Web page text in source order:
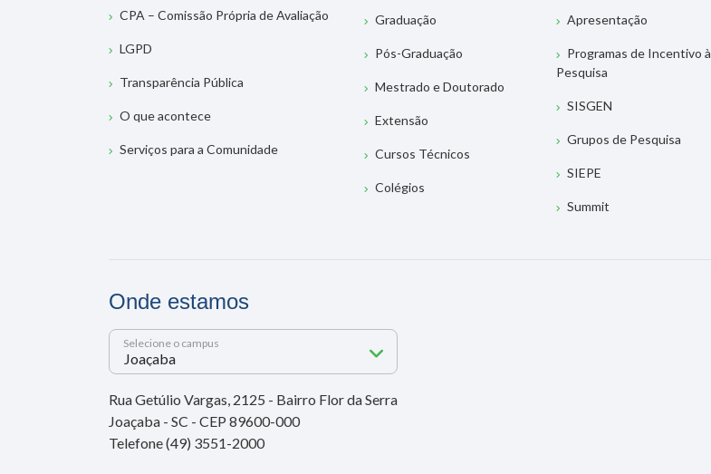
CPA – Comissão Própria de Avaliação
LGPD
Transparência Pública
O que acontece
Serviços para a Comunidade
Graduação
Pós-Graduação
Mestrado e Doutorado
Extensão
Cursos Técnicos
Colégios
Apresentação
Programas de Incentivo à
Pesquisa
SISGEN
Grupos de Pesquisa
SIEPE
Summit
Onde estamos
Selecione o campus
Rua Getúlio Vargas, 2125 - Bairro Flor da Serra
Joaçaba - SC - CEP 89600-000
Telefone (49) 3551-2000